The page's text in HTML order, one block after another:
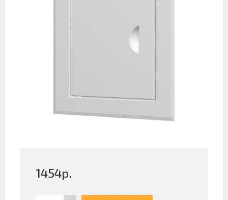
1454р.